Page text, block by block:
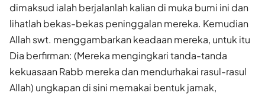
dimaksud ialah berjalanlah kalian di muka bumi ini dan
lihatlah bekas-bekas peninggalan mereka. Kemudian
Allah swt. menggambarkan keadaan mereka, untuk itu
Dia berfirman: (Mereka mengingkari tanda-tanda
kekuasaan Rabb mereka dan mendurhakai rasul-rasul
Allah) ungkapan di sini memakai bentuk jamak,